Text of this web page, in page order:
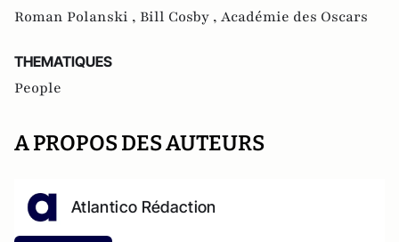
Roman Polanski , Bill Cosby , Académie des Oscars
THEMATIQUES
People
A PROPOS DES AUTEURS
Atlantico Rédaction